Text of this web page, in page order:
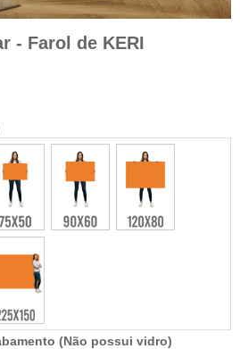
- Farol de KERI
(Não possui vidro)